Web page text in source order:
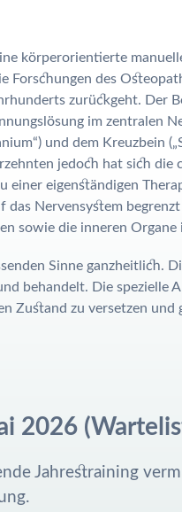
körperorientierte
Forschungen des
zurückgeht. Der
im zentralen
und dem Kreuzbein
jedoch hat sich die
einer eigenständigen
das Nervensystem
sowie die inneren
Sinne ganzheitlich.
behandelt. Die spezielle
Zustand zu versetzen und
2026
Jahrestraining